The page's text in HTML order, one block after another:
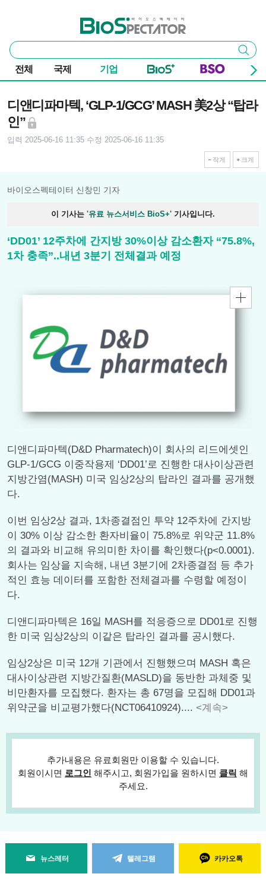
바이오스펙테이터
통
합
검
색
검색
전체 국제 기업
디앤디파마텍, ‘GLP-1/GCG’ MASH 美2상 “탑라
인”
입력 2025-06-16 11:35 수정 2025-06-16 11:35
작게 크게
바이오스펙테이터 신창민 기자
이 기사는 '유료 뉴스서비스 BioS+' 기사입니다.
‘DD01’ 12주차에 간지방 30%이상 감소환자 “75.8%,
1차 충족”..내년 3분기 전체결과 예정
디앤디파마텍(D&D Pharmatech)이 회사의 리드에셋인
GLP-1/GCG 이중작용제 ‘DD01’로 진행한 대사이상관련
지방간염(MASH) 미국 임상2상의 탑라인 결과를 공개했
다.
이번 임상2상 결과, 1차종결점인 투약 12주차에 간지방
이 30% 이상 감소한 환자비율이 75.8%로 위약군 11.8%
의 결과와 비교해 유의미한 차이를 확인했다(p<0.0001).
회사는 임상을 지속해, 내년 3분기에 2차종결점 등 추가
적인 효능 데이터를 포함한 전체결과를 수령할 예정이
다.
디앤디파마텍은 16일 MASH를 적응증으로 DD01로 진행
한 미국 임상2상의 이같은 탑라인 결과를 공시했다.
임상2상은 미국 12개 기관에서 진행했으며 MASH 혹은
대사이상관련 지방간질환(MASLD)을 동반한 과체중 및
비만환자를 모집했다. 환자는 총 67명을 모집해 DD01과
위약군을 비교평가했다(NCT06410924).... <계속>
추가내용은 유료회원만 이용할 수 있습니다.
회원이시면 로그인 해주시고, 회원가입을 원하시면 클릭 해
주세요.
뉴스레터 텔레그램 카카오톡